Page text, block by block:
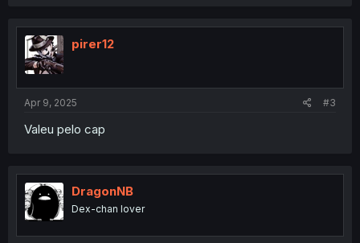
t
i
o
n
pirer12
Apr 9, 2025 #3
Valeu pelo cap
DragonNB
Dex-chan lover